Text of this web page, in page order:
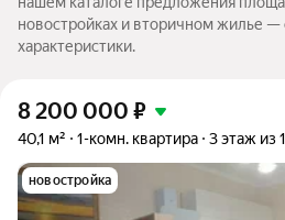
новостройках и вторичном жилье —
характеристики.
8 200 000 ₽
40,1 м² 1-комн. квартира 3 этаж из
новостройка